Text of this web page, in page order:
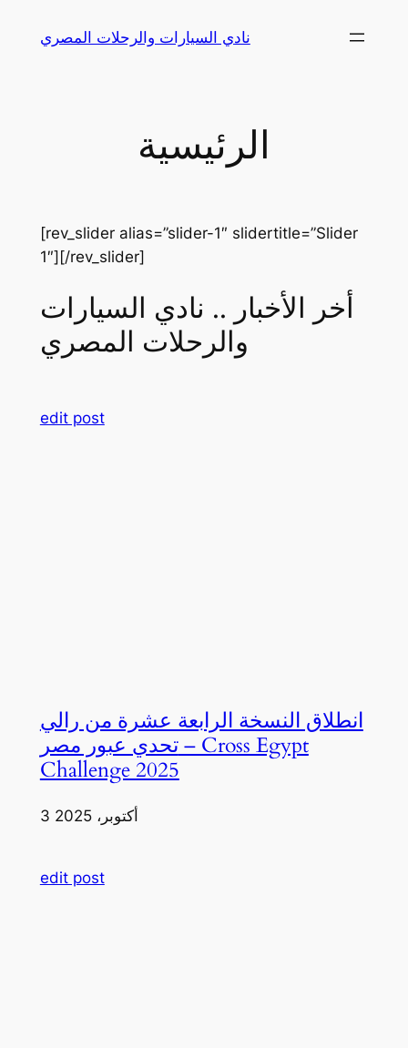
نادي السيارات والرحلات المصري
الرئيسية
[rev_slider alias=”slider-1″ slidertitle=”Slider
1″][/rev_slider]
أخر الأخبار .. نادي السيارات
والرحلات المصري
edit post
انطلاق النسخة الرابعة عشرة من رالي
تحدي عبور مصر – Cross Egypt
Challenge 2025
3 أكتوبر، 2025
edit post